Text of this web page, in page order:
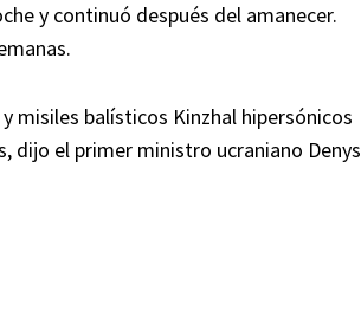
y continuó después del amanecer.
misiles balísticos Kinzhal hipersónicos
dijo el primer ministro ucraniano Denys